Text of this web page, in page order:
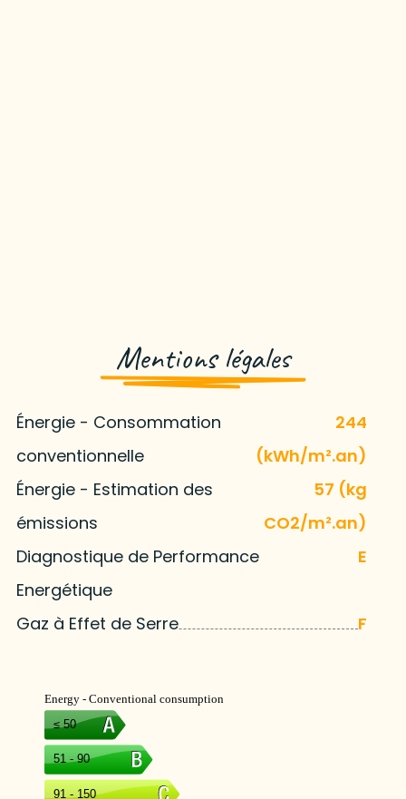
Mentions légales
Énergie - Consommation
conventionnelle
244
(kWh/m².an)
Énergie - Estimation des
émissions
57 (kg
CO2/m².an)
Diagnostique de Performance
Energétique
E
Gaz à Effet de Serre F